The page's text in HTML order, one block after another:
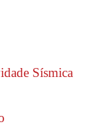
Sísmica